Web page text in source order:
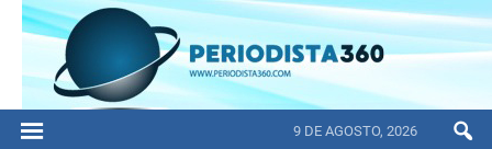
9 DE AGOSTO, 2026